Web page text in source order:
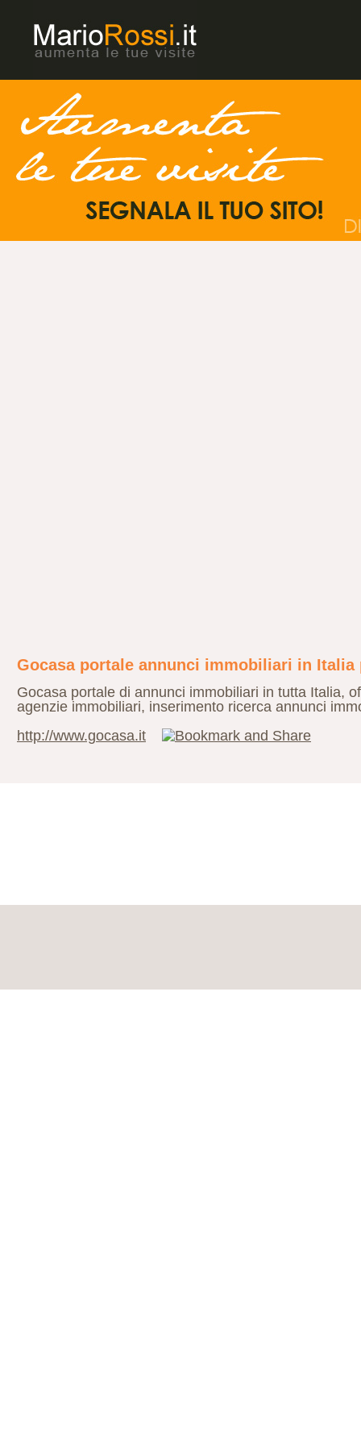
Gocasa portale annunci immobiliari in
Gocasa portale di annunci immobiliari in tutta Italia,
agenzie immobiliari, inserimento ricerca annunci
http://www.gocasa.it